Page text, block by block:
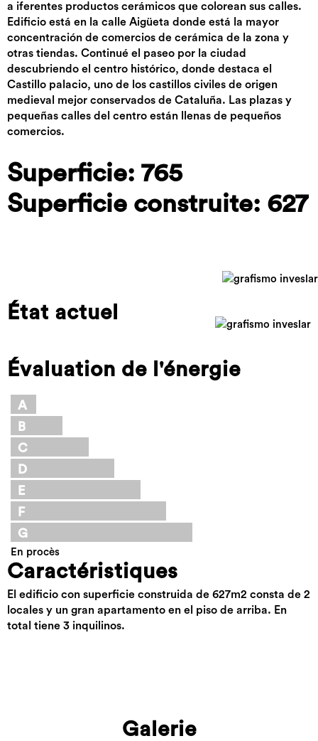
a iferentes productos cerámicos que colorean sus calles.
Edificio está en la calle Aigüeta donde está la mayor
concentración de comercios de cerámica de la zona y
otras tiendas. Continué el paseo por la ciudad
descubriendo el centro histórico, donde destaca el
Castillo palacio, uno de los castillos civiles de origen
medieval mejor conservados de Cataluña. Las plazas y
pequeñas calles del centro están llenas de pequeños
comercios.
Superficie: 765
Superficie construite: 627
État actuel
Évaluation de l'énergie
A
B
C
D
E
F
G
En procès
Caractéristiques
El edificio con superficie construida de 627m2 consta de 2
locales y un gran apartamento en el piso de arriba. En
total tiene 3 inquilinos.
Galerie